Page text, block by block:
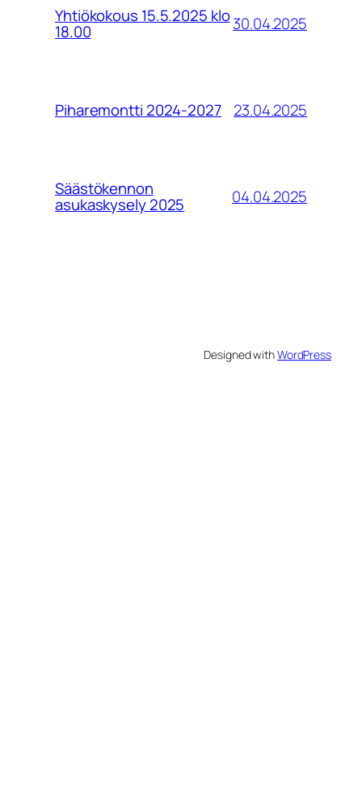
Yhtiökokous 15.5.2025 klo
18.00 30.04.2025
Piharemontti 2024-2027 23.04.2025
Säästökennon
asukaskysely 2025 04.04.2025
Designed withWordPress